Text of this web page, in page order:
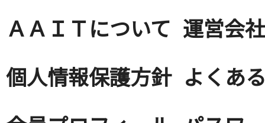
ＡＡＩＴについて 運営会社
個人情報保護方針 よくあ